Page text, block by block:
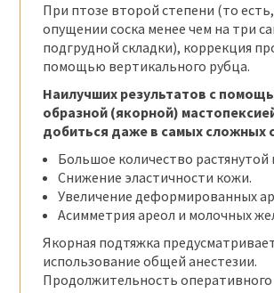
При птозе второй степени (то
опущении соска менее чем на три
подгрудной складки), коррекция
помощью вертикального рубца.
Наилучших результатов с
образной (якорной)
добиться даже в самых сложных
Большое количество растянутой
Снижение эластичности кожи.
Увеличение деформированных
Асимметрия ареол и молочных
Якорная подтяжка
использование общей анестезии.
Продолжительность оперативного